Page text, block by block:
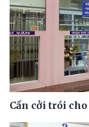
Cần cởi trói